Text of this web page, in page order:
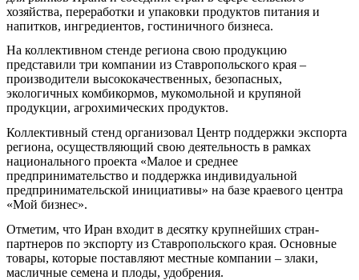
хозяйства, переработки и упаковки продуктов питания и
напитков, ингредиентов, гостиничного бизнеса.
На коллективном стенде региона свою продукцию
представили три компании из Ставропольского края –
производители высококачественных, безопасных,
экологичных комбикормов, мукомольной и крупяной
продукции, агрохимических продуктов.
Коллективный стенд организовал Центр поддержки экспорта
региона, осуществляющий свою деятельность в рамках
национального проекта «Малое и среднее
предпринимательство и поддержка индивидуальной
предпринимательской инициативы» на базе краевого центра
«Мой бизнес».
Отметим, что Иран входит в десятку крупнейших стран-
партнеров по экспорту из Ставропольского края. Основные
товары, которые поставляют местные компании – злаки,
масличные семена и плоды, удобрения.